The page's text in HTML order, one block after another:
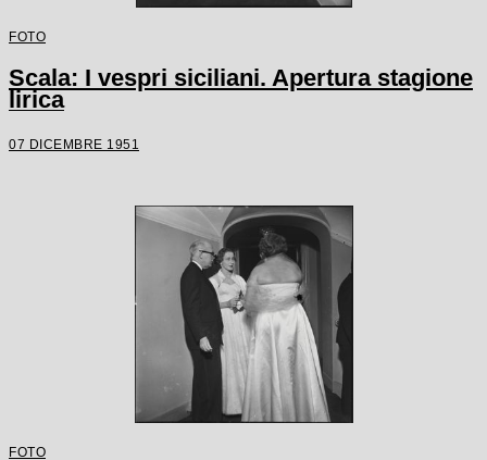
FOTO
Scala: I vespri siciliani. Apertura stagione
lirica
07 DICEMBRE 1951
FOTO